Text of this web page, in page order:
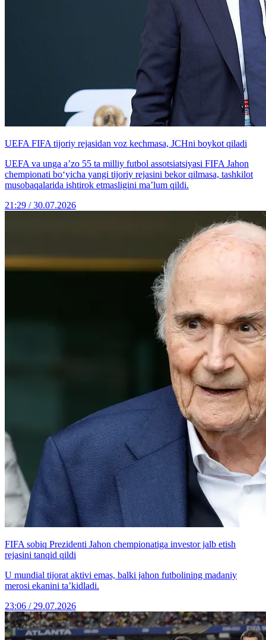
UEFA FIFA tijoriy rejasidan voz kechmasa, JCHni boykot qiladi
UEFA va unga a’zo 55 ta milliy futbol assotsiatsiyasi FIFA Jahon
chempionati bo‘yicha yangi tijoriy rejasini bekor qilmasa, tashkilot
musobaqalarida ishtirok etmasligini ma’lum qildi.
21:29 / 30.07.2026
FIFA sobiq Prezidenti Jahon chempionatiga investor jalb etish
rejasini tanqid qildi
U mundial tijorat aktivi emas, balki jahon futbolining madaniy
merosi ekanini ta’kidladi.
23:06 / 29.07.2026